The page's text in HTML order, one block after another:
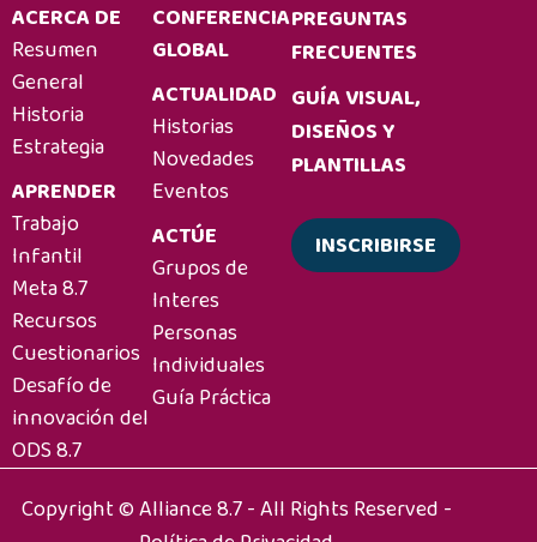
de
suministro
ACERCA DE
Resumen
General
Historia
Estrategia
APRENDER
Trabajo
Infantil
Meta 8.7
Recursos
Cuestionarios
Desafío de
innovación del
ODS 8.7
CONFERENCIA
GLOBAL
ACTUALIDAD
Historias
Novedades
Eventos
ACTÚE
Grupos de
Interes
Personas
Individuales
Guía Práctica
PREGUNTAS
FRECUENTES
GUÍA VISUAL,
DISEÑOS Y
PLANTILLAS
INSCRIBIRSE
Copyright © Alliance 8.7 - All Rights Reserved -